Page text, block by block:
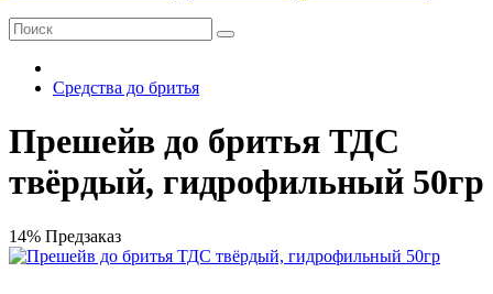
Средства до бритья
Прешейв до бритья ТДС
твёрдый, гидрофильный 50гр
14% Предзаказ